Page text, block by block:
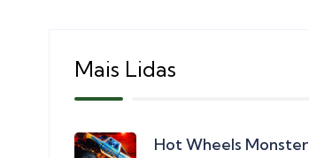
Mais Lidas
Hot Wheels Monster